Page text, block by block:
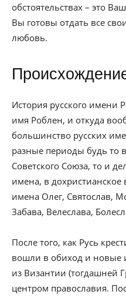
обстоятельствах – это
Вы готовы отдать все
любовь.
История русского имени
имя Роблен, и откуда
большинство русских
разные периоды будь то
Советского Союза, то и
имена, в
имена Олег, Святослав,
Забава, Велеслава,
После того, как Русь
вошли в обиход и новые
из Византии (тогдашней
центром православия.